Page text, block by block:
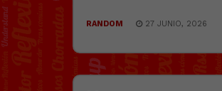
RANDOM 27 JUNIO, 2026